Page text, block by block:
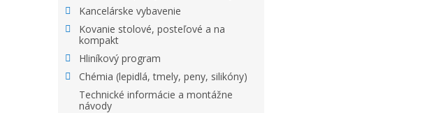
Kancelárske vybavenie
Kovanie stolové, posteľové a na
kompakt
Hliníkový program
Chémia (lepidlá, tmely, peny, silikóny)
Technické informácie a montážne
návody